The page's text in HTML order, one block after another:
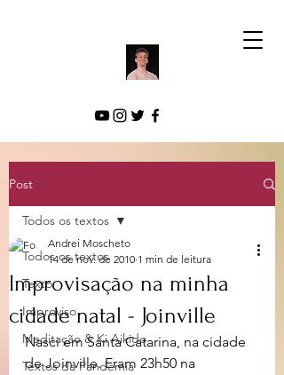
Post
Todos os textos
Texto
Improviso
Meditação & Ki Aikido
Textos da Pandemia
Todos os textos
Improvisação na minha
cidade natal - Joinville
Andrei Moscheto
14 de nov. de 2010 1 min de leitura
Nasci em Santa Catarina, na cidade
de Joinville. Eram 23h50 na